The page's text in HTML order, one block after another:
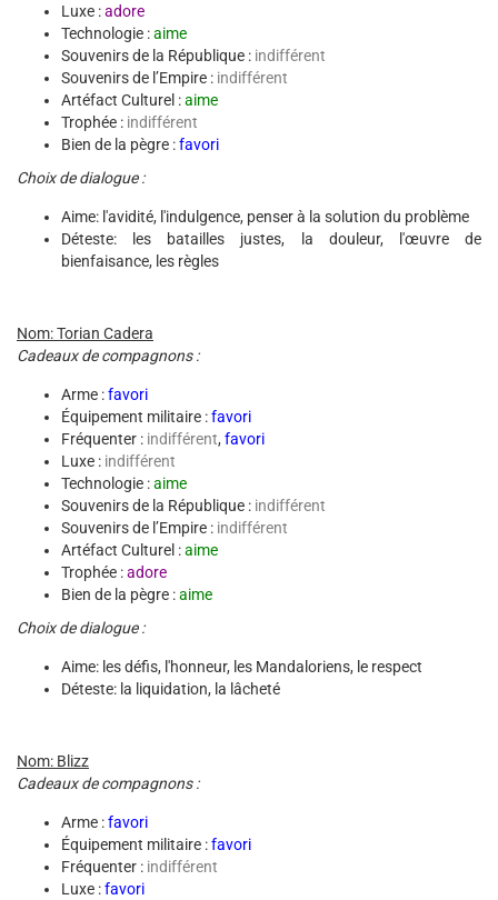
Luxe :adore
Technologie :aime
Souvenirs de la République : indifférent
Souvenirs de l’Empire : indifférent
Artéfact Culturel :aime
Trophée : indifférent
Bien de la pègre :favori
Choix de dialogue :
Aime: l'avidité, l'indulgence, penser à la solution du problème
Déteste: les batailles justes, la douleur, l'œuvre de
bienfaisance, les règles
Nom: Torian Cadera
Cadeaux de compagnons :
Arme :favori
Équipement militaire :favori
Fréquenter : indifférent, favori
Luxe : indifférent
Technologie :aime
Souvenirs de la République : indifférent
Souvenirs de l’Empire : indifférent
Artéfact Culturel :aime
Trophée :adore
Bien de la pègre :aime
Choix de dialogue :
Aime: les défis, l'honneur, les Mandaloriens, le respect
Déteste: la liquidation, la lâcheté
Nom: Blizz
Cadeaux de compagnons :
Arme :favori
Équipement militaire :favori
Fréquenter : indifférent
Luxe :favori